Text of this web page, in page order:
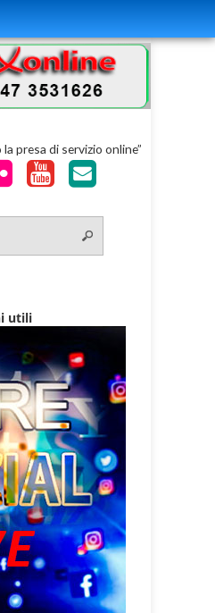
presa di servizio online”
utili